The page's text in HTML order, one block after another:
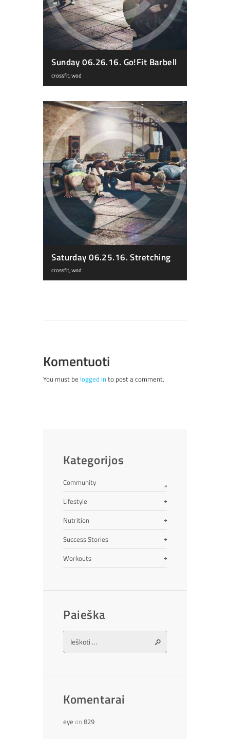
Sunday 06.26.16. Go!Fit Barbell
crossfit,wod
Saturday 06.25.16. Stretching
crossfit,wod
Komentuoti
You must be logged into post a comment.
Kategorijos
Community
Lifestyle
Nutrition
Success Stories
Workouts
Paieška
Komentarai
eye on 829